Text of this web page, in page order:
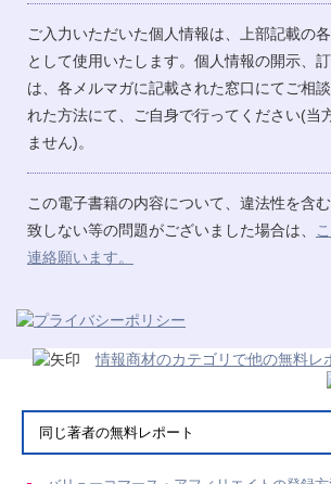
ご入力いただいた個人情報は、上部記載の
として使用いたします。個人情報の開示、
は、各メルマガに記載された窓口にてご相
れた方法にて、ご自身で行ってください(当
ません)。
この電子書籍の内容について、違法性を含
致しない等の問題がございました場合は、
連絡願います。
情報商材のカテゴリで他の無料レ
同じ著者の無料レポート